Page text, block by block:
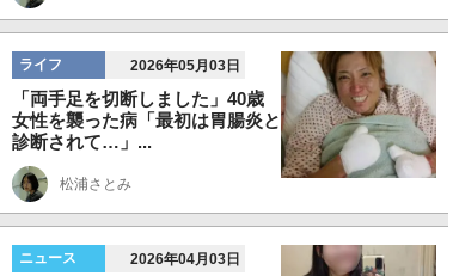
ライフ 2026年05月03日
「両手足を切断しました」40歳
女性を襲った病「最初は胃腸炎と
診断されて…」...
松浦さとみ
ニュース 2026年04月03日